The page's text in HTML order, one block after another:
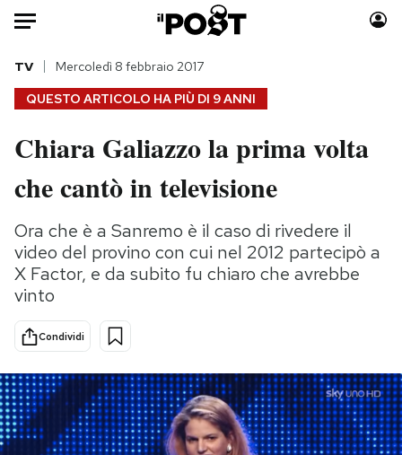
HOME
Italia
Politica
Tecnologia
Internet
Scienza
Economia
Moda
Consumismi
Storie/Idee
Ok Boomer!
Media
PODCAST
QUESTO ARTICOLO HA PIÙ DI 9 ANNI
TV Mercoledì 8 febbraio 2017
Chiara Galiazzo la prima volta
che cantò in televisione
Ora che è a Sanremo è il caso di rivedere il
video del provino con cui nel 2012 partecipò a
X Factor, e da subito fu chiaro che avrebbe
vinto
Condividi